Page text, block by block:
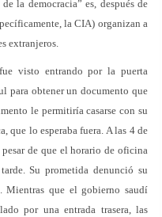
la democracia” es, después de
la CIA) organizan a
extranjeros.
visto entrando por la puerta
para obtener un documento que
le permitiría casarse con su
que lo esperaba fuera. A las 4 de
de que el horario de oficina
Su prometida denunció su
Mientras que el gobierno saudí
por una entrada trasera, las